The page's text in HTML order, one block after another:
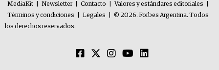
MediaKit Newsletter Contacto Valores y estándares editoriales
Términos y condiciones
Legales
© 2026. Forbes Argentina. Todos
los derechos reservados.